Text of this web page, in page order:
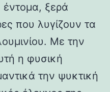
έντομα, ξερά
που λυγίζουν τα
Με την
η φυσική
την ψυκτική